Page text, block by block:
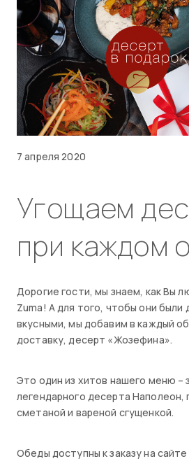
7 апреля 2020
Угощаем
при каждом
Дорогие гости, мы знаем, как Вы
Zuma! А для того, чтобы они были
вкусными, мы добавим в каждый
доставку, десерт «Жозефина».
Это один из хитов нашего меню –
легендарного десерта Наполеон,
сметаной и вареной сгущенкой.
Обеды доступны к заказу на